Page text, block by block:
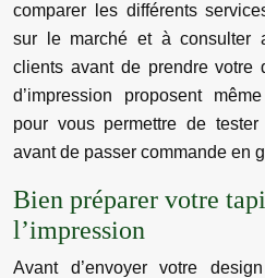
comparer les différents
sur le marché et à consulter
clients avant de prendre votre
d’impression proposent
pour vous permettre de
avant de passer commande en
Bien préparer votre
l’impression
Avant d’envoyer votre